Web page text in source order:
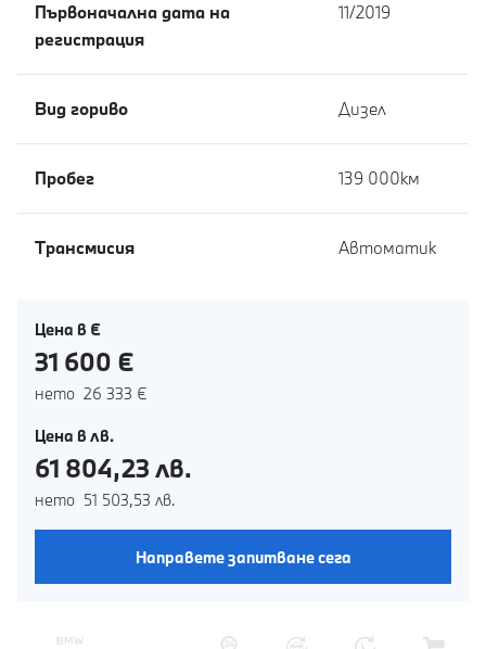
Първоначална дата на
регистрация
11/2019
Вид гориво Дизел
Пробег 139 000км
Tрансмисия Автоматик
Цена в €
31 600 €
нето 26 333 €
Цена в лв.
61 804,23 лв.
нето 51 503,53 лв.
Направете запитване сега